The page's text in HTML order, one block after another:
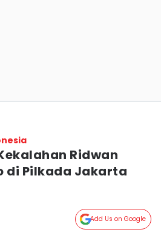
Ridwan
di Pilkada Jakarta
Add Us on Google